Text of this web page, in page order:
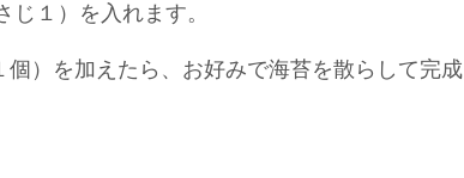
１）を入れます。
）を加えたら、お好みで海苔を散らして完成